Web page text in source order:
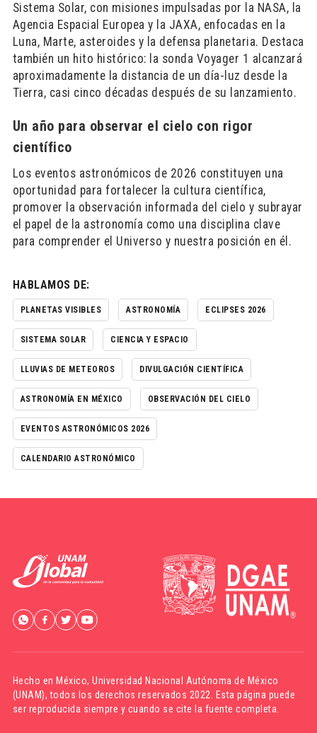
Sistema Solar, con misiones impulsadas por la NASA, la
Agencia Espacial Europea y la JAXA, enfocadas en la
Luna, Marte, asteroides y la defensa planetaria. Destaca
también un hito histórico: la sonda Voyager 1 alcanzará
aproximadamente la distancia de un día-luz desde la
Tierra, casi cinco décadas después de su lanzamiento.
Un año para observar el cielo con rigor
científico
Los eventos astronómicos de 2026 constituyen una
oportunidad para fortalecer la cultura científica,
promover la observación informada del cielo y subrayar
el papel de la astronomía como una disciplina clave
para comprender el Universo y nuestra posición en él.
HABLAMOS DE:
PLANETAS VISIBLES ASTRONOMÍA ECLIPSES 2026
SISTEMA SOLAR CIENCIA Y ESPACIO
LLUVIAS DE METEOROS DIVULGACIÓN CIENTÍFICA
ASTRONOMÍA EN MÉXICO OBSERVACIÓN DEL CIELO
EVENTOS ASTRONÓMICOS 2026
CALENDARIO ASTRONÓMICO
Hecho en México,Universidad Nacional Autónoma de México
(UNAM), todos los derechos reservados 2022. Esta página puede
ser reproducida siempre y cuando se cite la fuente completa.